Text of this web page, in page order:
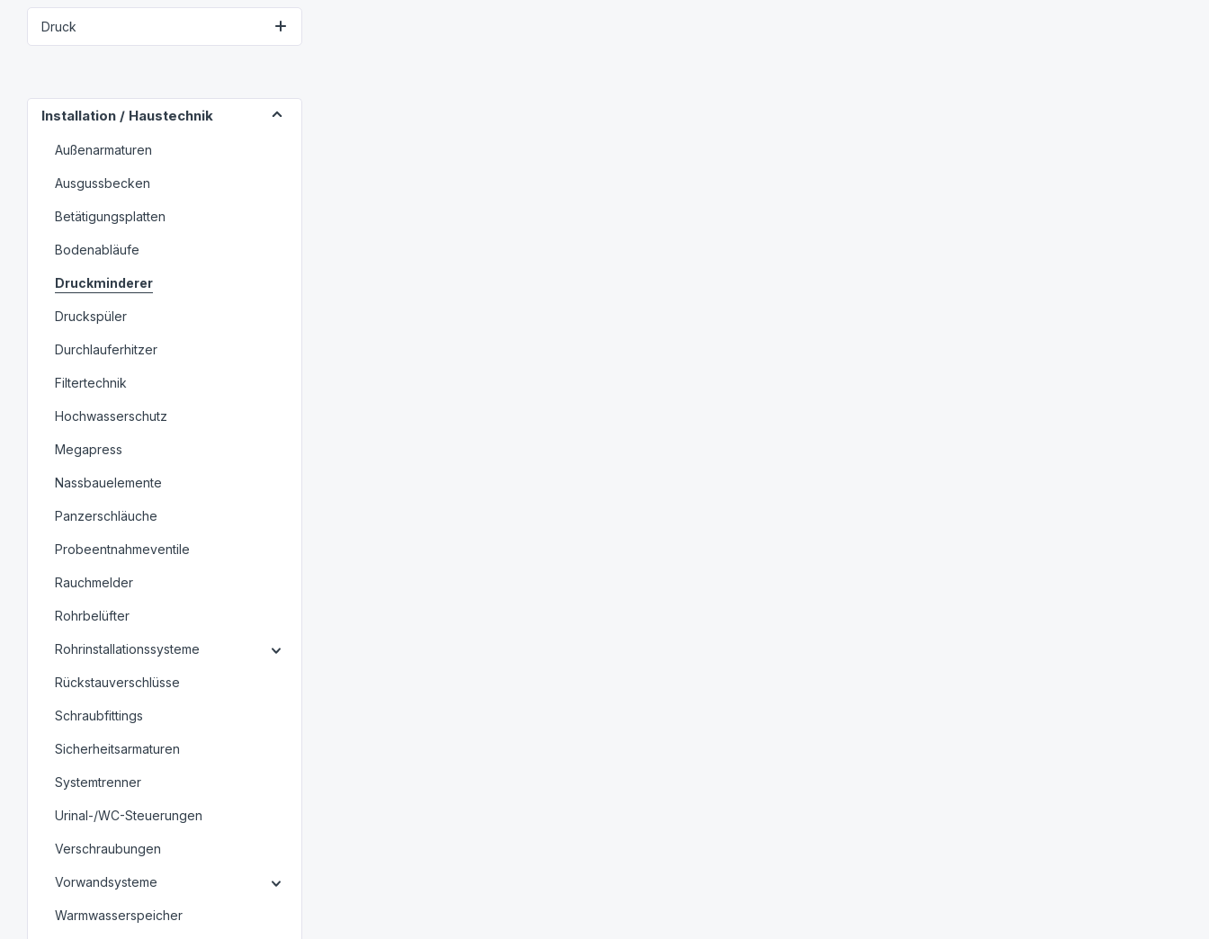
Druck
Installation / Haustechnik
Außenarmaturen
Ausgussbecken
Betätigungsplatten
Bodenabläufe
Druckminderer
Druckspüler
Durchlauferhitzer
Filtertechnik
Hochwasserschutz
Megapress
Nassbauelemente
Panzerschläuche
Probeentnahmeventile
Rauchmelder
Rohrbelüfter
Rohrinstallationssysteme
Rückstauverschlüsse
Schraubfittings
Sicherheitsarmaturen
Systemtrenner
Urinal-/WC-Steuerungen
Verschraubungen
Vorwandsysteme
Warmwasserspeicher